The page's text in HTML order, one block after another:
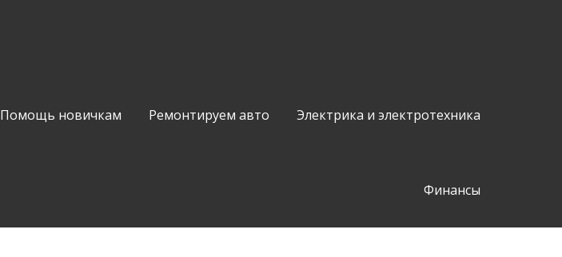
Помощь новичкам Ремонтируем авто Электрика и электротехника
Финансы